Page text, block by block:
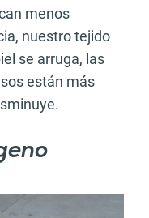
menos
nuestro tejido
se arruga, las
están más